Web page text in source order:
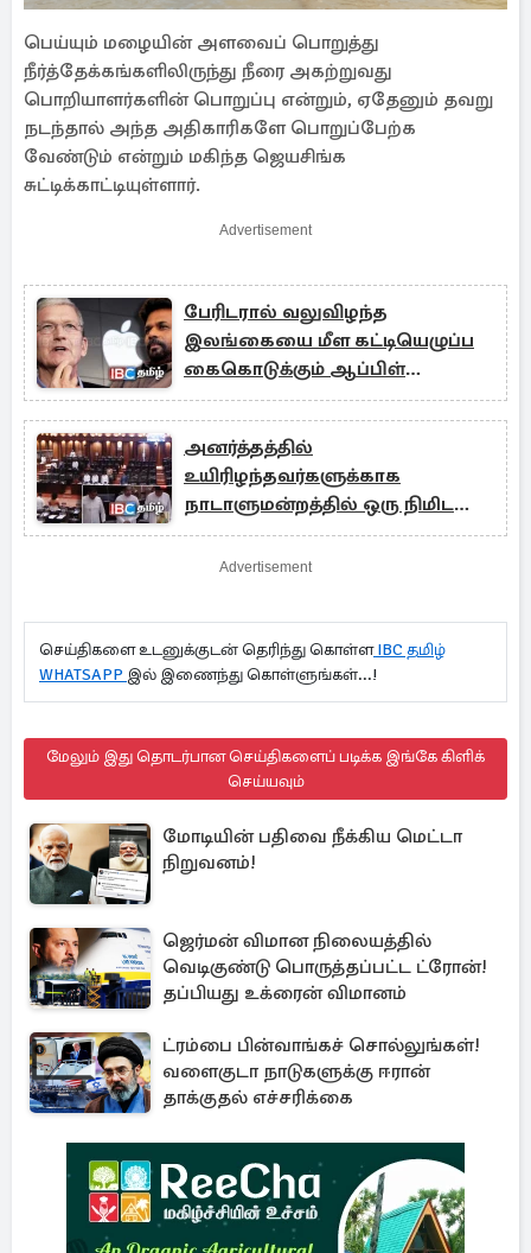
பெய்யும் மழையின் அளவைப் பொறுத்து
நீர்த்தேக்கங்களிலிருந்து நீரை அகற்றுவது
பொறியாளர்களின் பொறுப்பு என்றும், ஏதேனும் தவறு
நடந்தால் அந்த அதிகாரிகளே பொறுப்பேற்க
வேண்டும் என்றும் மகிந்த ஜெயசிங்க
சுட்டிக்காட்டியுள்ளார்.
Advertisement
பேரிடரால் வலுவிழந்த
இலங்கையை மீள கட்டியெழுப்ப
கைகொடுக்கும் ஆப்பிள்
நிறுவனம்!
அனர்த்தத்தில்
உயிரிழந்தவர்களுக்காக
நாடாளுமன்றத்தில் ஒரு நிமிட
மௌன அஞ்சலி!
Advertisement
செய்திகளை உடனுக்குடன் தெரிந்து கொள்ளIBC தமிழ்
WHATSAPP இல் இணைந்து கொள்ளுங்கள்...!
மேலும் இது தொடர்பான செய்திகளைப் படிக்க இங்கே கிளிக்
செய்யவும்
மோடியின் பதிவை நீக்கிய மெட்டா
நிறுவனம்!
ஜெர்மன் விமான நிலையத்தில்
வெடிகுண்டு பொருத்தப்பட்ட ட்ரோன்!
தப்பியது உக்ரைன் விமானம்
ட்ரம்பை பின்வாங்கச் சொல்லுங்கள்!
வளைகுடா நாடுகளுக்கு ஈரான்
தாக்குதல் எச்சரிக்கை